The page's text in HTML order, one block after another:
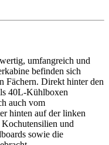
umfangreich und
befinden sich
Fächern. Direkt hinter den
40L-Kühlboxen
auch vom
hinten auf der linken
und
sowie die